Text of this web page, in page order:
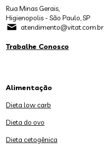
Rua Minas Gerais,
Higienopolis - São Paulo, SP
atendimento@vitat.com.br
Trabalhe Conosco
Alimentação
Dieta low carb
Dieta do ovo
Dieta cetogênica